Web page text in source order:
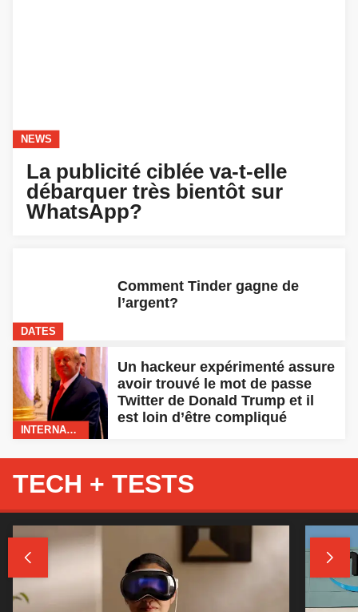
NEWS
La publicité ciblée va-t-elle
débarquer très bientôt sur
WhatsApp?
DATES
Comment Tinder gagne de
l’argent?
Un hackeur expérimenté assure
avoir trouvé le mot de passe
Twitter de Donald Trump et il
est loin d’être compliqué
TECH + TESTS
 